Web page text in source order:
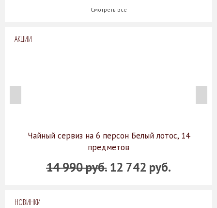
Смотреть все
АКЦИИ
Чайный сервиз на 6 персон Белый лотос, 14
предметов
14 990 руб. 12 742 руб.
НОВИНКИ